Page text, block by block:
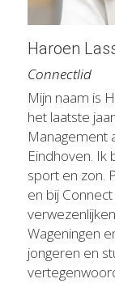
Haroen
Connectlid
Mijn naam is
het laatste
Management
Eindhoven. Ik
sport en zon.
en bij
Wageningen
jongeren en